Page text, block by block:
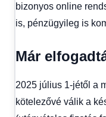
bizonyos online
is, pénzügyileg is
Már
2025 július 1-jétől a
kötelezővé válik a